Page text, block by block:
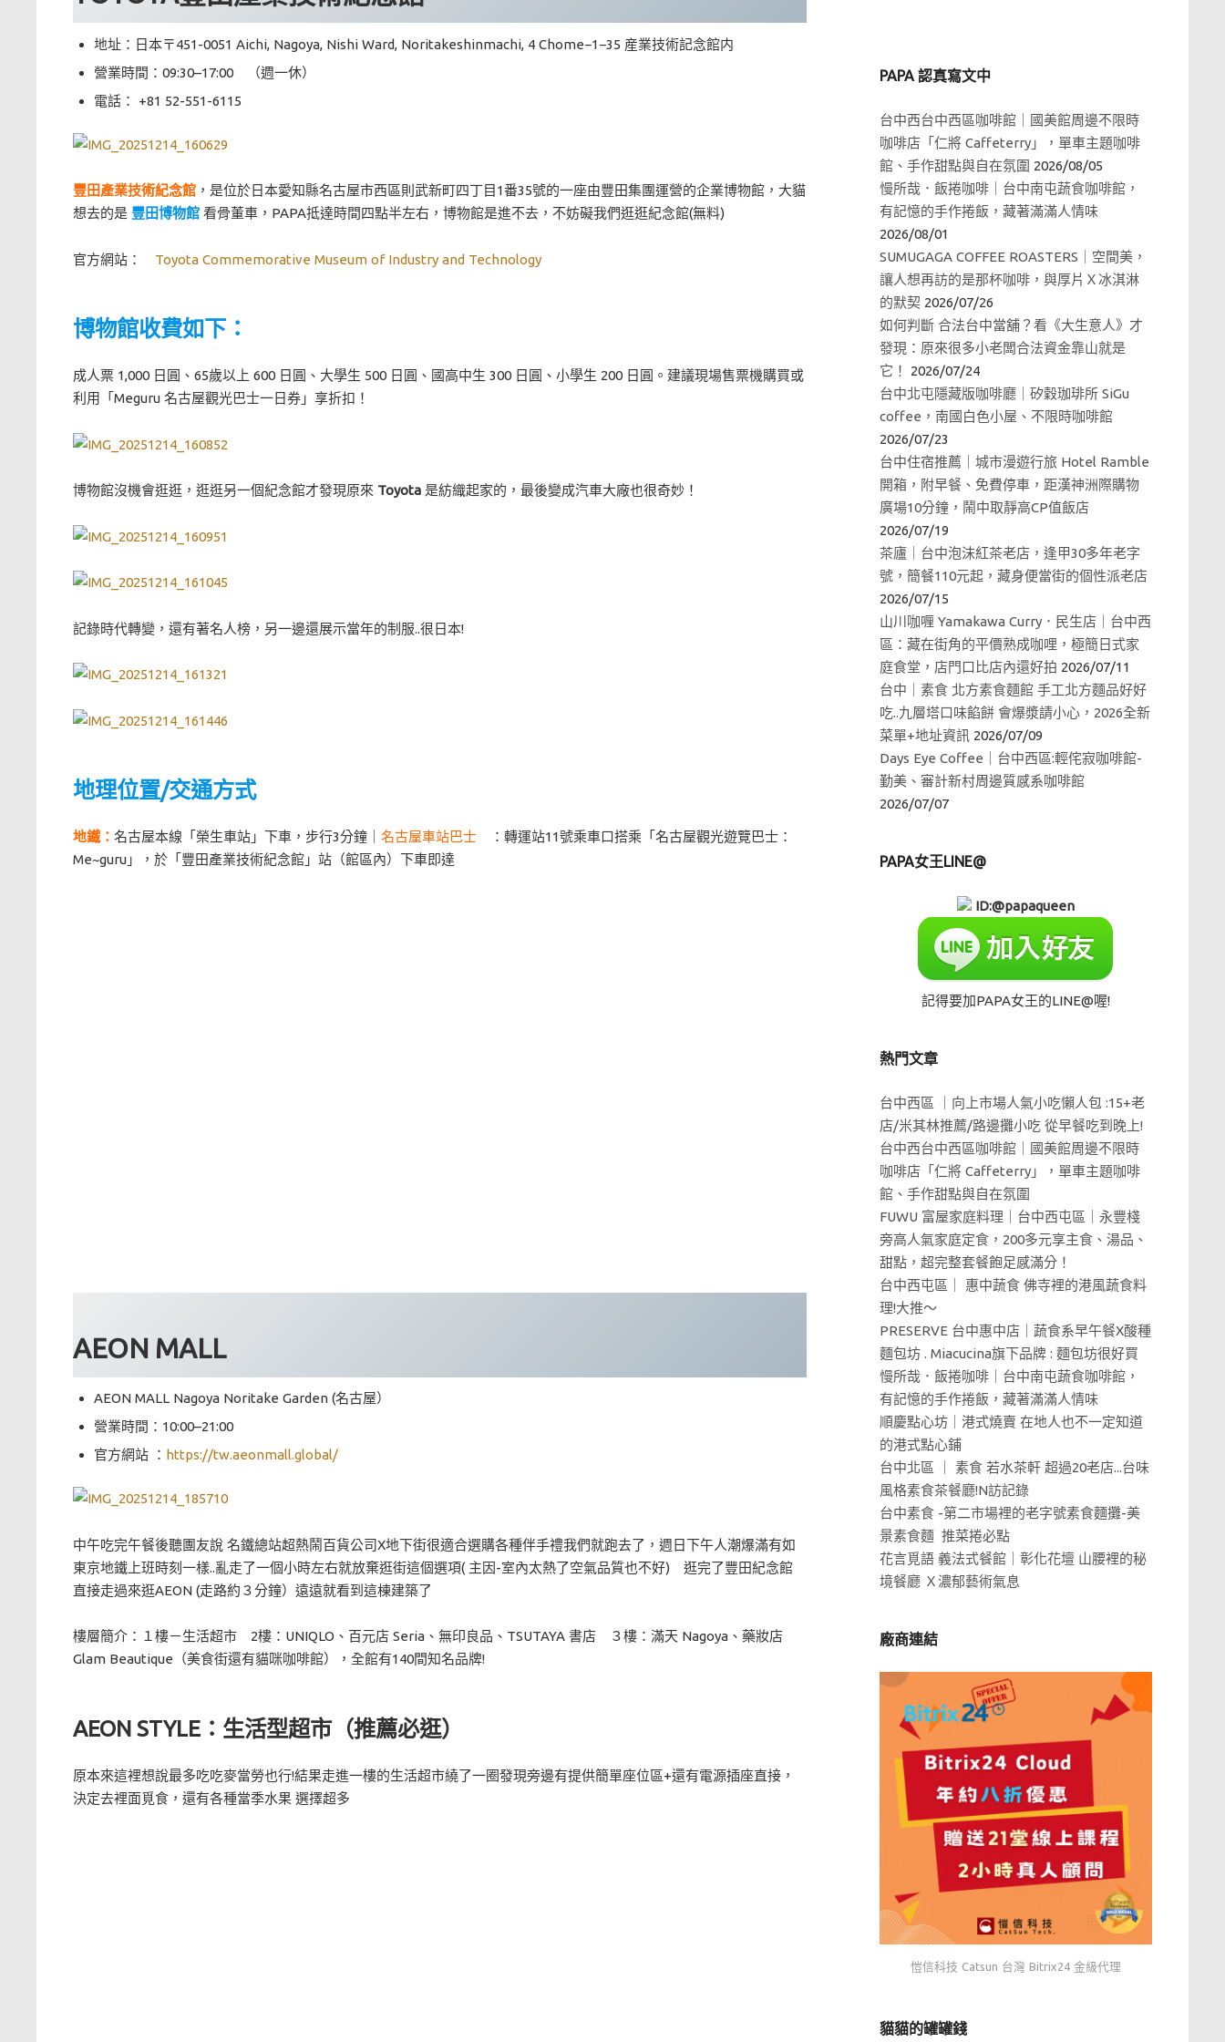
地址：日本〒451-0051 Aichi, Nagoya, Nishi Ward, Noritakeshinmachi, 4 Chome−1−35 産業技術記念館内
營業時間：09:30–17:00 （週一休）
電話：
+81 52-551-6115
豐田產業技術紀念館 ，是位於日本愛知縣名古屋市西區則武新町四丁目1番35號的一座由豐田集團運營的企業博物館，大貓
想去的是 豐田博物館 看骨董車，PAPA抵達時間四點半左右，博物館是進不去，不妨礙我們逛逛紀念館(無料)
官方網站： Toyota Commemorative Museum of Industry and Technology
博物館收費如下：
成人票 1,000 日圓、65歲以上 600 日圓、大學生 500 日圓、國高中生 300 日圓、小學生 200 日圓。建議現場售票機購買或
利用「Meguru 名古屋觀光巴士一日券」享折扣！
博物館沒機會逛逛，逛逛另一個紀念館才發現原來 Toyota 是紡織起家的，最後變成汽車大廠也很奇妙！
記錄時代轉變，還有著名人榜，另一邊還展示當年的制服..很日本!
地理位置/交通方式
地鐵： 名古屋本線「榮生車站」下車，步行3分鐘｜ 名古屋車站巴士 ：轉運站11號乘車口搭乘「名古屋觀光遊覽巴士：
Me~guru」，於「豐田產業技術紀念館」站（館區內）下車即達
AEON MALL
AEON MALL Nagoya Noritake Garden (名古屋）
營業時間：10:00–21:00
官方網站 ： https://tw.aeonmall.global/
中午吃完午餐後聽團友說 名鐵總站超熱鬧百貨公司X地下街很適合選購各種伴手禮我們就跑去了，週日下午人潮爆滿有如
東京地鐵上班時刻一樣..亂走了一個小時左右就放棄逛街這個選項( 主因-室內太熱了空氣品質也不好) 逛完了豐田紀念館
直接走過來逛AEON (走路約３分鐘）遠遠就看到這棟建築了
樓層簡介：１樓－生活超市 2樓：UNIQLO、百元店 Seria、無印良品、TSUTAYA 書店 ３樓：滿天 Nagoya、藥妝店
Glam Beautique（美食街還有貓咪咖啡館），全館有140間知名品牌!
AEON STYLE：生活型超市（推薦必逛）
原本來這裡想說最多吃吃麥當勞也行!結果走進一樓的生活超市繞了一圈發現旁邊有提供簡單座位區+還有電源插座直接，
決定去裡面覓食，還有各種當季水果 選擇超多
PAPA 認真寫文中
台中西台中西區咖啡館｜國美館周邊不限時
咖啡店「仁將 Caffeterry」，單車主題咖啡
館、手作甜點與自在氛圍 2026/08/05
慢所哉．飯捲咖啡｜台中南屯蔬食咖啡館，
有記憶的手作捲飯，藏著滿滿人情味
2026/08/01
SUMUGAGA COFFEE ROASTERS｜空間美，
讓人想再訪的是那杯咖啡，與厚片Ｘ冰淇淋
的默契 2026/07/26
如何判斷 合法台中當舖？看《大生意人》才
發現：原來很多小老闆合法資金靠山就是
它！
2026/07/24
台中北屯隱藏版咖啡廳｜矽穀珈琲所 SiGu
coffee，南國白色小屋、不限時咖啡館
2026/07/23
台中住宿推薦｜城市漫遊行旅 Hotel Ramble
開箱，附早餐、免費停車，距漢神洲際購物
廣場10分鐘，鬧中取靜高CP值飯店
2026/07/19
茶廬｜台中泡沫紅茶老店，逢甲30多年老字
號，簡餐110元起，藏身便當街的個性派老店
2026/07/15
山川咖喱 Yamakawa Curry．民生店｜台中西
區：藏在街角的平價熟成咖哩，極簡日式家
庭食堂，店門口比店內還好拍 2026/07/11
台中｜素食 北方素食麵館 手工北方麵品好好
吃..九層塔口味餡餅 會爆漿請小心，2026全新
菜單+地址資訊 2026/07/09
Days Eye Coffee｜台中西區:輕侘寂咖啡館-
勤美、審計新村周邊質感系咖啡館
2026/07/07
PAPA女王LINE@
ID:@papaqueen
記得要加PAPA女王的LINE@喔!
熱門文章
台中西區 ｜向上市場人氣小吃懶人包 :15+老
店/米其林推薦/路邊攤小吃 從早餐吃到晚上!
台中西台中西區咖啡館｜國美館周邊不限時
咖啡店「仁將 Caffeterry」，單車主題咖啡
館、手作甜點與自在氛圍
FUWU 富屋家庭料理｜台中西屯區｜永豐棧
旁高人氣家庭定食，200多元享主食、湯品、
甜點，超完整套餐飽足感滿分！
台中西屯區｜ 惠中蔬食 佛寺裡的港風蔬食料
理!大推～
PRESERVE 台中惠中店｜蔬食系早午餐X酸種
麵包坊 . Miacucina旗下品牌 : 麵包坊很好買
慢所哉．飯捲咖啡｜台中南屯蔬食咖啡館，
有記憶的手作捲飯，藏著滿滿人情味
順慶點心坊｜港式燒賣 在地人也不一定知道
的港式點心鋪
台中北區 ｜ 素食 若水茶軒 超過20老店...台味
風格素食茶餐廳!N訪記錄
台中素食 -第二市場裡的老字號素食麵攤-美
景素食麵 推菜捲必點
花言覓語 義法式餐館｜彰化花壇 山腰裡的秘
境餐廳 Ｘ濃郁藝術氣息
廠商連結
愷信科技 Catsun 台灣 Bitrix24 金級代理
貓貓的罐罐錢